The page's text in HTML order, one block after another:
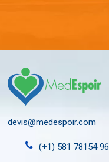
devis@medespoir.com
(+1) 581 78154 96